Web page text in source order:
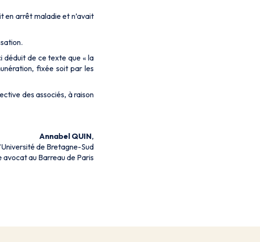
en arrêt maladie et n’avait
déduit de ce texte que « la
fixée soit par les
des associés, à raison
Annabel QUIN,
de Bretagne-Sud
avocat au Barreau de Paris